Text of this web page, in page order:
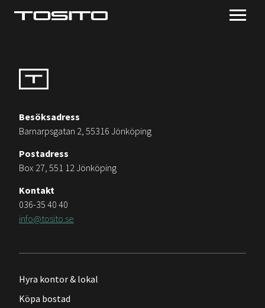
Besöksadress
Barnarpsgatan 2, 55316 Jönköping
Postadress
Box 27, 551 12 Jönköping
Kontakt
036-35 40 40
info@tosito.se
Hyra kontor & lokal
Köpa bostad